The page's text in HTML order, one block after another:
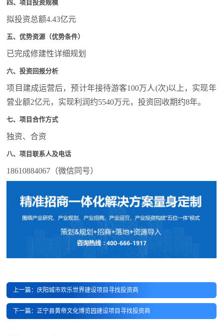
四、项目投资规模
拟投资总额4.43亿元
五、优势资源（优势条件）
已完成修建性详细规划
六、投资回报分析
项目建成运营后，预计年接待游客100万人(次)以上，实现年
营业额2亿元，实现利润约5540万元，投资回收期约8年。
七、项目合作方式
独资、合资
八、项目联系人及电话
18610884067（微信同号）
上一篇：庆阳城市欢乐世界建设项目寻找投资商
下一篇：正宁县黄帝文化博览园建设项目寻找投资商